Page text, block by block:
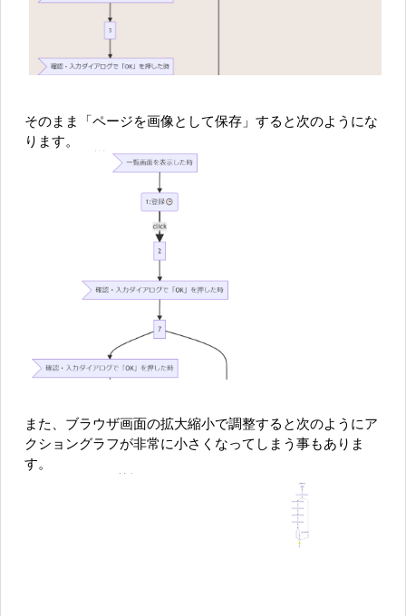
そのまま「ページを画像として保存」すると次のようにな
ります。
また、ブラウザ画面の拡大縮小で調整すると次のようにア
クショングラフが非常に小さくなってしまう事もありま
す。